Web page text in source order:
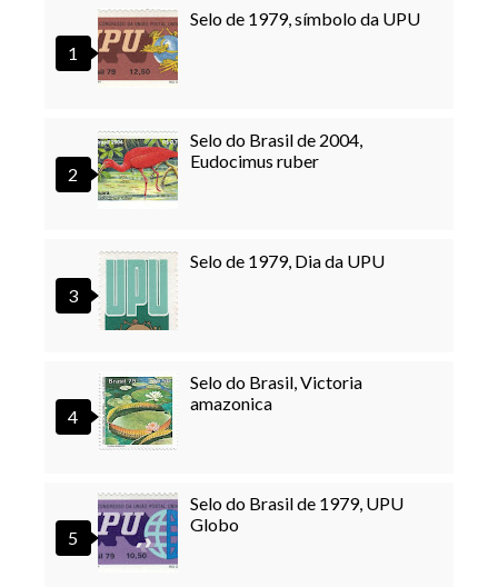
Selo de 1979, símbolo da UPU
Selo do Brasil de 2004,
Eudocimus ruber
Selo de 1979, Dia da UPU
Selo do Brasil, Victoria
amazonica
Selo do Brasil de 1979, UPU
Globo